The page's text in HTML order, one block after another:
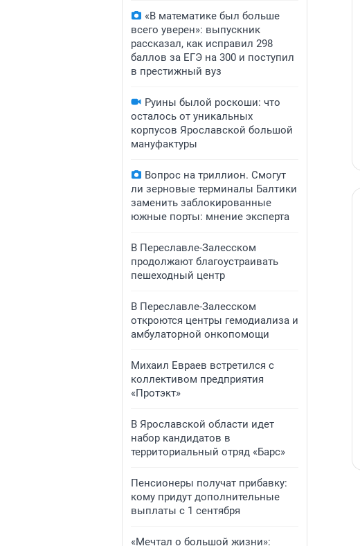
«В математике был больше
всего уверен»: выпускник
рассказал, как исправил 298
баллов за ЕГЭ на 300 и поступил
в престижный вуз
Руины былой роскоши: что
осталось от уникальных
корпусов Ярославской большой
мануфактуры
Вопрос на триллион. Смогут
ли зерновые терминалы Балтики
заменить заблокированные
южные порты: мнение эксперта
В Переславле-Залесском
продолжают благоустраивать
пешеходный центр
​​​​В Переславле-Залесском
откроются центры гемодиализа и
амбулаторной онкопомощи
Михаил Евраев встретился с
коллективом предприятия
«Протэкт»
В Ярославской области идет
набор кандидатов в
территориальный отряд «Барс»
Пенсионеры получат прибавку:
кому придут дополнительные
выплаты с 1 сентября
«Мечтал о большой жизни»: